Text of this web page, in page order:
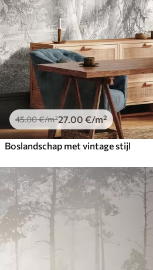
45.00€/m²27 .00 €/m²
Boslandschap met vintage stijl